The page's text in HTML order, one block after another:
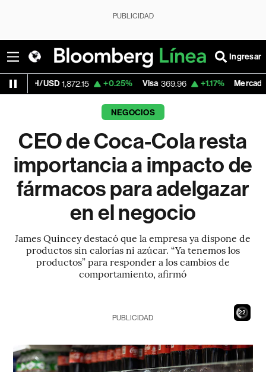
PUBLICIDAD
Ingresar
1,872.15 +0.25% Visa 369.96 +1.17% MercadoLibre
NEGOCIOS
CEO de Coca-Cola resta
importancia a impacto de
fármacos para adelgazar
en el negocio
James Quincey destacó que la empresa ya dispone de
productos sin calorías ni azúcar. “Ya tenemos los
productos” para responder a los cambios de
comportamiento, afirmó
20
PUBLICIDAD